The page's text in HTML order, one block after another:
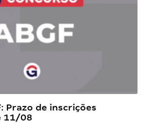
Prazo de inscrições
11/08